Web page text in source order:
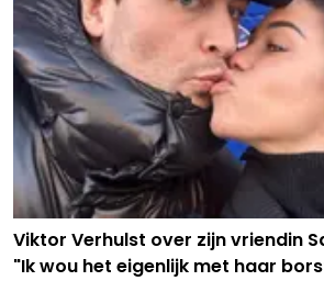
Viktor Verhulst over zijn vriendin
"Ik wou het eigenlijk met haar